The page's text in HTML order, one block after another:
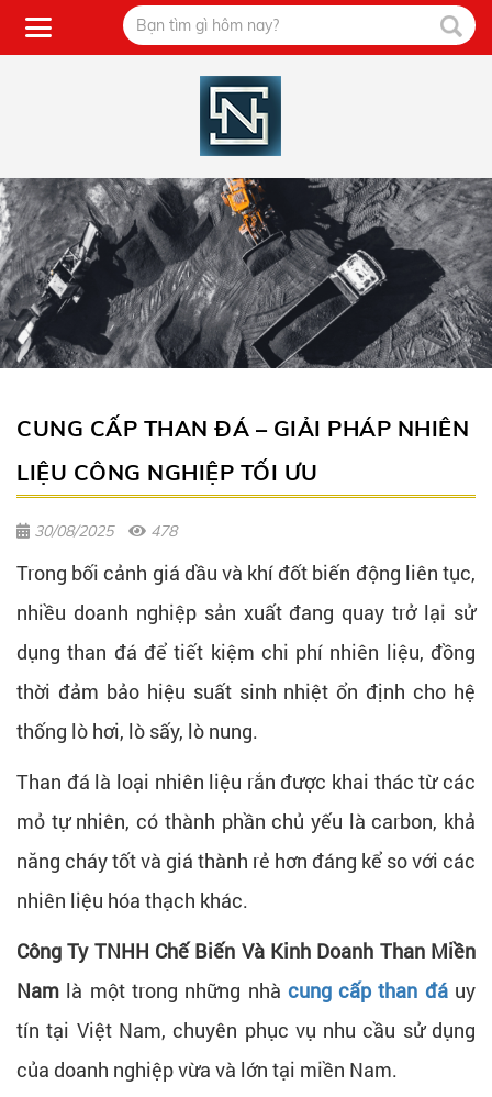
CUNG CẤP THAN ĐÁ – GIẢI PHÁP NHIÊN
LIỆU CÔNG NGHIỆP TỐI ƯU
30/08/2025 478
Trong bối cảnh giá dầu và khí đốt biến động liên tục,
nhiều doanh nghiệp sản xuất đang quay trở lại sử
dụng than đá để tiết kiệm chi phí nhiên liệu, đồng
thời đảm bảo hiệu suất sinh nhiệt ổn định cho hệ
thống lò hơi, lò sấy, lò nung.
Than đá là loại nhiên liệu rắn được khai thác từ các
mỏ tự nhiên, có thành phần chủ yếu là carbon, khả
năng cháy tốt và giá thành rẻ hơn đáng kể so với các
nhiên liệu hóa thạch khác.
Công Ty TNHH Chế Biến Và Kinh Doanh Than Miền
Nam là một trong những nhà cung cấp than đáuy
tín tại Việt Nam, chuyên phục vụ nhu cầu sử dụng
của doanh nghiệp vừa và lớn tại miền Nam.